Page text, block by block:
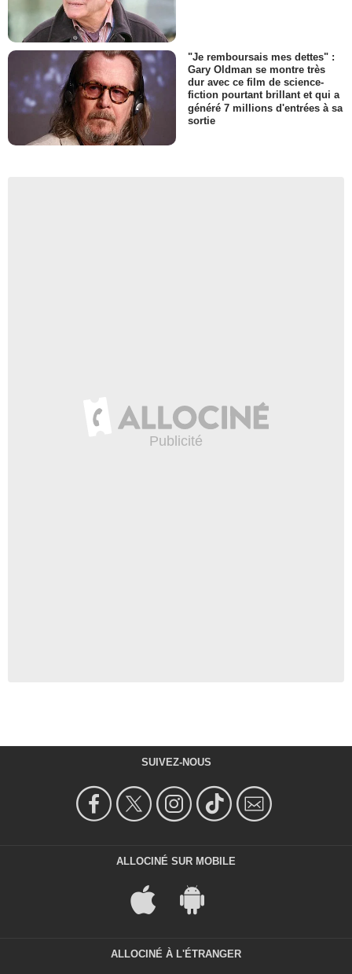
"Je remboursais mes dettes" :
Gary Oldman se montre très
dur avec ce film de science-
fiction pourtant brillant et qui a
généré 7 millions d'entrées à sa
sortie
SUIVEZ-NOUS
ALLOCINÉ SUR MOBILE
ALLOCINÉ À L'ÉTRANGER